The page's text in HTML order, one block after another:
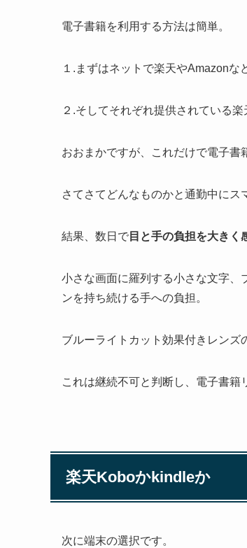
電子書籍を利用する方法は簡単。
１.まずはネットで楽天やAmazonな
２.そしてそれぞれ提供されている
おおまかですが、これだけで電子書
さてさてどんなものかと通勤中にス
結果、数日で 目と手の負担を大きく
小さな画面に羅列する小さな文字、
ンを持ち続ける手への負担。
ブルーライトカット効果付きレンズ
これは継続不可と判断し、電子書籍
楽天Koboかkindleか
次に端末の選択です。